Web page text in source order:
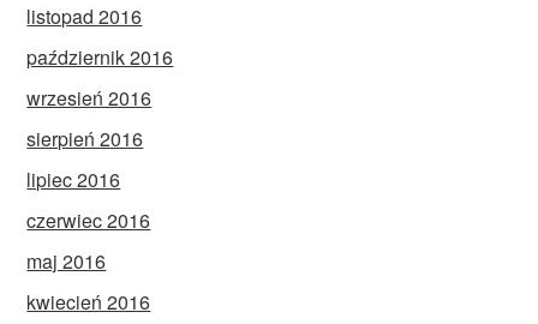
listopad 2016
październik 2016
wrzesień 2016
sierpień 2016
lipiec 2016
czerwiec 2016
maj 2016
kwiecień 2016